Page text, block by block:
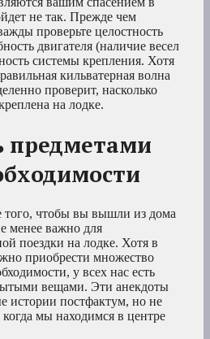
не так. Прежде чем
проверьте целостность
двигателя (наличие весел
системы крепления. Хотя
кильватерная волна
проверит, насколько
на лодке.
предметами
того, чтобы вы вышли из дома
менее важно для
поездки на лодке. Хотя в
приобрести множество
у всех нас есть
вещами. Эти анекдоты
истории постфактум, но не
когда мы находимся в центре